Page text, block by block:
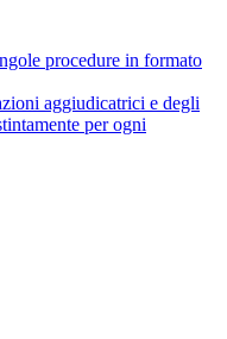
procedure in formato
aggiudicatrici e degli
per ogni